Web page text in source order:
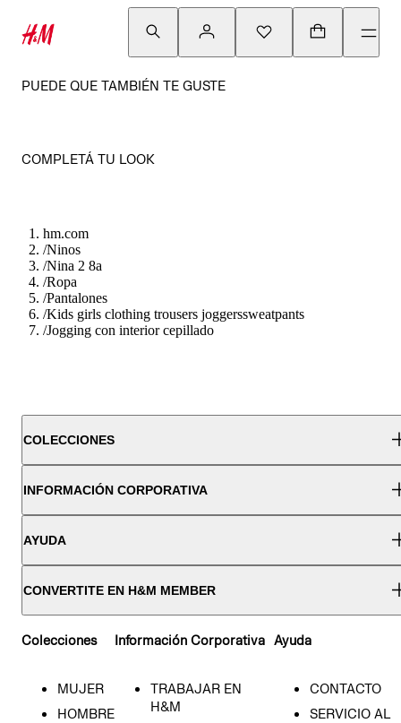
PUEDE QUE TAMBIÉN TE GUSTE
COMPLETÁ TU LOOK
hm.com
/Ninos
/Nina 2 8a
/Ropa
/Pantalones
/Kids girls clothing trousers joggerssweatpants
/Jogging con interior cepillado
COLECCIONES
INFORMACIÓN CORPORATIVA
AYUDA
CONVERTITE EN H&M MEMBER
Colecciones
MUJER
HOMBRE
Información Corporativa
TRABAJAR EN
H&M
Ayuda
CONTACTO
SERVICIO AL